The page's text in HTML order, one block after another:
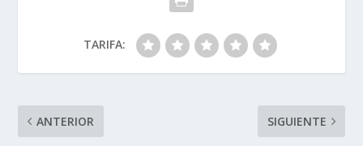
TARIFA:
ANTERIOR SIGUIENTE